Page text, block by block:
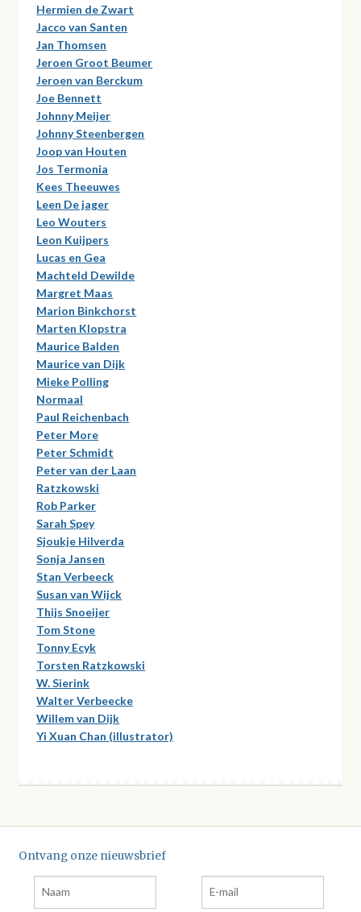
Hermien de Zwart
Jacco van Santen
Jan Thomsen
Jeroen Groot Beumer
Jeroen van Berckum
Joe Bennett
Johnny Meijer
Johnny Steenbergen
Joop van Houten
Jos Termonia
Kees Theeuwes
Leen De jager
Leo Wouters
Leon Kuijpers
Lucas en Gea
Machteld Dewilde
Margret Maas
Marion Binkchorst
Marten Klopstra
Maurice Balden
Maurice van Dijk
Mieke Polling
Normaal
Paul Reichenbach
Peter More
Peter Schmidt
Peter van der Laan
Ratzkowski
Rob Parker
Sarah Spey
Sjoukje Hilverda
Sonja Jansen
Stan Verbeeck
Susan van Wijck
Thijs Snoeijer
Tom Stone
Tonny Ecyk
Torsten Ratzkowski
W. Sierink
Walter Verbeecke
Willem van Dijk
Yi Xuan Chan (illustrator)
Ontvang onze nieuwsbrief